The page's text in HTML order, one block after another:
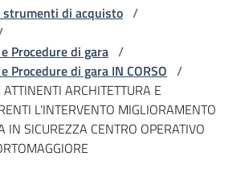
telematici
strumenti di acquisto /
Procedure di gara /
di gara IN CORSO /
ARCHITETTURA E
L’INTERVENTO MIGLIORAMENTO
IN SICUREZZA CENTRO OPERATIVO